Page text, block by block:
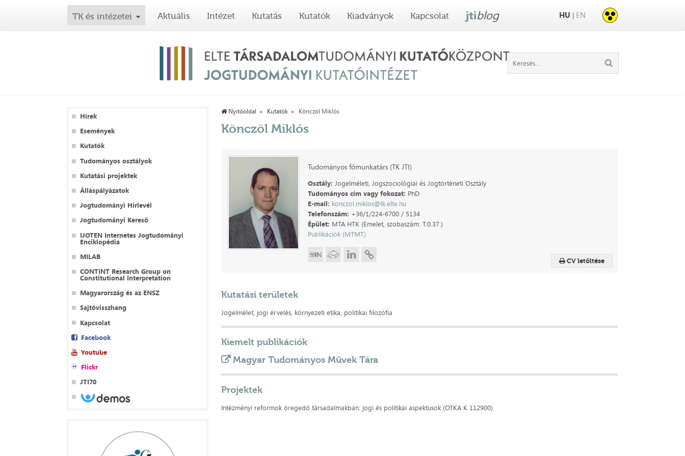
TK és intézetei Aktuális Intézet Kutatás Kutatók Kiadványok Kapcsolat jtiblog HU | EN
Hírek
Események
Kutatók
Tudományos osztályok
Kutatási projektek
Álláspályázatok
Jogtudományi Hírlevél
Jogtudományi Kereső
IJOTEN Internetes Jogtudományi
Enciklopédia
MILAB
CONTINT Research Group on
Constitutional Interpretation
Magyarország és az ENSZ
Sajtóvisszhang
Kapcsolat
Facebook
Youtube
Flickr
JTI70
Nyitóoldal Kutatók Könczöl Miklós
Könczöl Miklós
CV letöltése
Tudományos főmunkatárs (TK JTI)
Osztály: Jogelméleti, Jogszociológiai és Jogtörténeti Osztály
Tudományos cím vagy fokozat: PhD
E-mail: konczol.miklos@tk.elte.hu
Telefonszám: +36/1/224-6700 / 5134
Épület: MTA HTK (Emelet, szobaszám: T.0.37.)
Publikációk (MTMT)
Kutatási területek
Jogelmélet, jogi érvelés, környezeti etika, politikai filozófia
Kiemelt publikációk
Magyar Tudományos Művek Tára
Projektek
Intézményi reformok öregedő társadalmakban: jogi és politikai aspektusok (OTKA K 112900)